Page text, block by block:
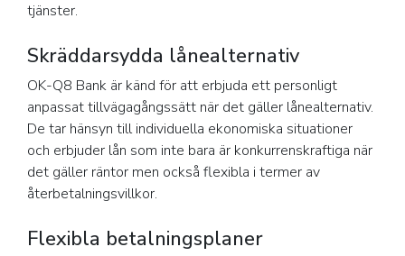
tjänster.
Skräddarsydda lånealternativ
OK-Q8 Bank är känd för att erbjuda ett personligt
anpassat tillvägagångssätt när det gäller lånealternativ.
De tar hänsyn till individuella ekonomiska situationer
och erbjuder lån som inte bara är konkurrenskraftiga när
det gäller räntor men också flexibla i termer av
återbetalningsvillkor.
Flexibla betalningsplaner